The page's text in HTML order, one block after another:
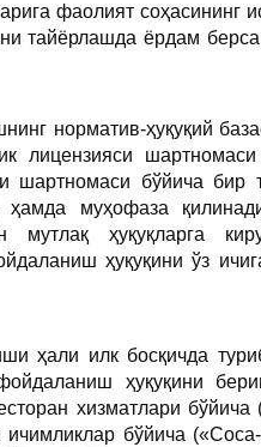
фаолият соҳасининг
тайёрлашда ёрдам
норматив-ҳуқуқий
лицензияси
шартномаси бўйича бир
муҳофаза
мутлақ ҳуқуқларга
ҳуқуқини ўз
ҳали илк босқичда
ҳуқуқини
хизматлари
бўйича («Coca-